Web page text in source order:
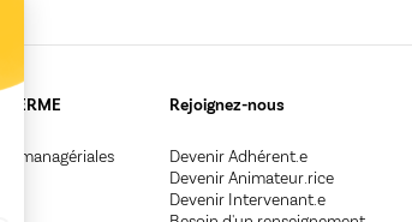
managériales
Rejoignez-nous
Devenir Adhérent.e
Devenir Animateur.rice
Devenir Intervenant.e